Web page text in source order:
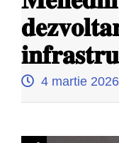
4 martie 2026